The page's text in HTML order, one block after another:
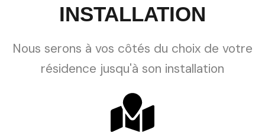
INSTALLATION
Nous serons à vos côtés du choix de votre
résidence jusqu'à son installation